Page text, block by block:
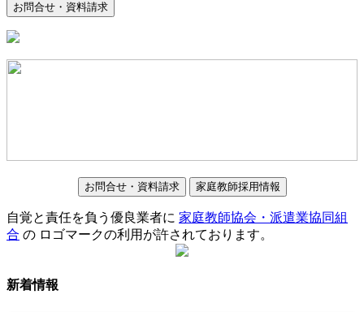
お問合せ・資料請求
お問合せ・資料請求 家庭教師採用情報
自覚と責任を負う優良業者に 家庭教師協会・派遣業協同組
合 の ロゴマークの利用が許されております。
新着情報